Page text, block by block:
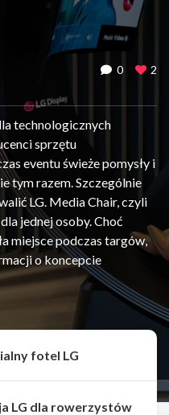
0 2
technologicznych
sprzętu
eventu świeże pomysły i
tym razem. Szczególnie
LG. Media Chair, czyli
jednej osoby. Choć
miejsce podczas targów,
o koncepcie
Udostępnij
fotel LG
LG dla rowerzystów